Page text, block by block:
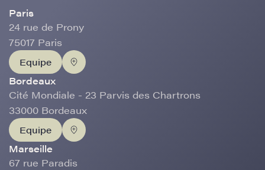
Paris
24 rue de Prony
75017 Paris
Equipe
Bordeaux
Cité Mondiale - 23 Parvis des Chartrons
33000 Bordeaux
Equipe
Marseille
67 rue Paradis